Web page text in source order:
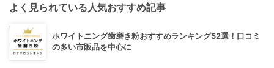
よく見られている人気おすすめ記事
ホワイトニング歯磨き粉おすすめランキング52選！口コミ
の多い市販品を中心に